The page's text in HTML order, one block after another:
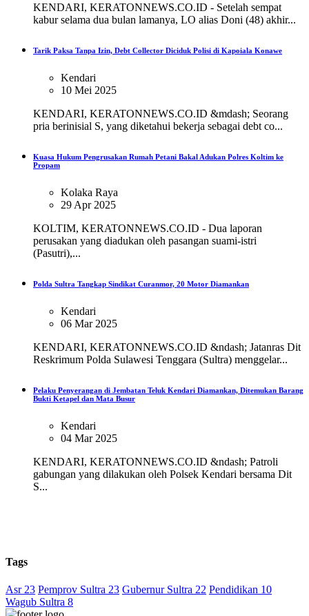
KENDARI, KERATONNEWS.CO.ID - Setelah sempat
kabur selama dua bulan lamanya, LO alias Doni (48) akhir...
Tarik Paksa Tanpa Izin, Debt Collector Diciduk Polisi di Kapoiala Konawe
Kendari
10 Mei 2025
KENDARI, KERATONNEWS.CO.ID &mdash; Seorang
pria berinisial S, yang diketahui bekerja sebagai debt co...
Kuasa Hukum Pengrusakan Rumah Petani Bakal Adukan Polres Koltim ke
Propam
Kolaka Raya
29 Apr 2025
KOLTIM, KERATONNEWS.CO.ID - Dua laporan
perusakan yang diadukan oleh pasangan suami-istri
(Pasutri),...
Polda Sultra Tangkap Sindikat Curanmor, 20 Motor Diamankan
Kendari
06 Mar 2025
KENDARI, KERATONNEWS.CO.ID &ndash; Jatanras Dit
Reskrimum Polda Sulawesi Tenggara (Sultra) menggelar...
Pelaku Penyerangan di Jembatan Teluk Kendari Diamankan, Ditemukan Barang
Bukti Ketapel dan Mata Busur
Kendari
04 Mar 2025
KENDARI, KERATONNEWS.CO.ID &ndash; Patroli
gabungan yang dilakukan oleh Polsek Kendari bersama Dit
S...
Tags
Asr 23 Pemprov Sultra 23 Gubernur Sultra 22 Pendidikan 10
Wagub Sultra 8